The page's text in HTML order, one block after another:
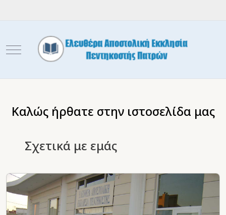
Mobile Menu Toggle
Καλώς ήρθατε στην ιστοσελίδα μας
Σχετικά με εμάς